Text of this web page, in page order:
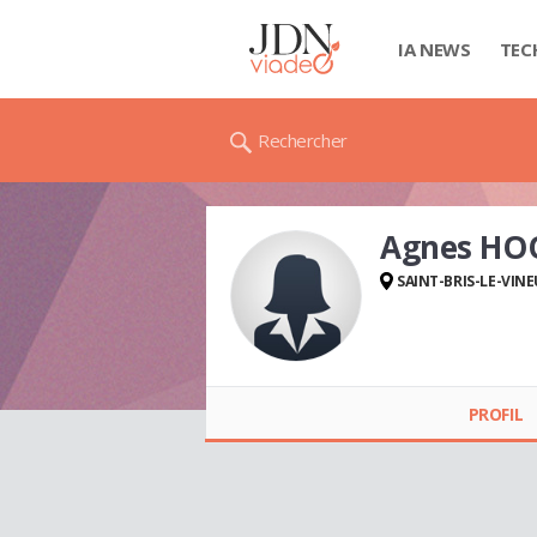
IA NEWS
Rechercher
Agnes
SAINT-BRIS-LE-
PROFIL